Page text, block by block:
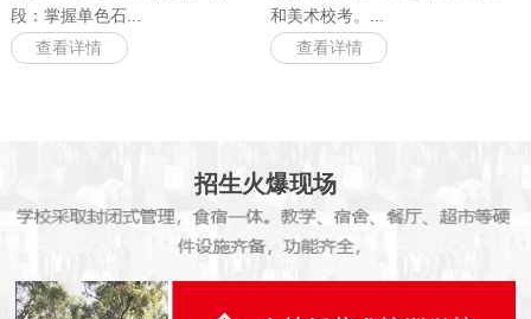
段：掌握单色石...
查看详情
和美术校考。...
查看详情
招生火爆现场